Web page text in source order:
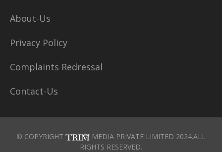
About-Us
Privacy Policy
Complaints Redressal
Contact-Us
© COPYRIGHT
MEDIA PRIVATE LIMITED 2024.ALL
RIGHTS RESERVED.